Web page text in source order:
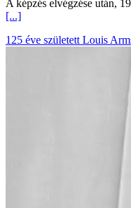
A képzés elvégzése után,
[...]
125 éve született Louis